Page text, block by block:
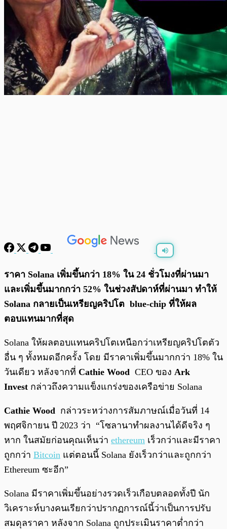
0:00 /
ราคา Solana เพิ่มขึ้นกว่า 18% ใน 24 ชั่วโมงที่ผ่านมา
และเพิ่มขึ้นมากกว่า 52% ในช่วงสัปดาห์ที่ผ่านมา ทำให้
Solana กลายเป็นเหรียญคริปโต blue-chip ที่ให้ผล
ตอบแทนมากที่สุด
Solana ให้ผลตอบแทนคริปโตเหนือกว่าเหรียญคริปโตตัว
อื่น ๆ ทั้งหมดอีกครั้ง โดย มีราคาเพิ่มขึ้นมากกว่า 18% ใน
วันเดียว หลังจากที่ Cathie Wood CEO ของ Ark
Invest กล่าวถึงความแข็งแกร่งของเครือข่าย Solana
Cathie Wood กล่าวระหว่างการสัมภาษณ์เมื่อวันที่ 14
พฤศจิกายน ปี 2023 ว่า “โซลานาทำผลงานได้ดีจริง ๆ
หาก ในสมัยก่อนคุณเห็นว่า ethereum เร็วกว่าและมีราคา
ถูกกว่า Bitcoin แต่ตอนนี้ Solana ยังเร็วกว่าและถูกกว่า
Ethereum ซะอีก”
Solana มีราคาเพิ่มขึ้นอย่างรวดเร็วเกือบตลอดทั้งปี นัก
วิเคราะห์บางคนเรียกว่าปรากฏการณ์นี้ว่าเป็นการปรับ
สมดุลราคา หลังจาก Solana ถูกประเมินราคาต่ำกว่า